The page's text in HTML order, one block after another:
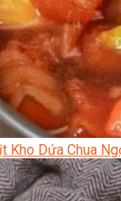
Kho Dứa Chua